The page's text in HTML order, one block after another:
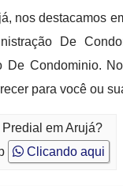
nos destacamos
De
Condominio.
para você ou
em Arujá?
Clicando aqui